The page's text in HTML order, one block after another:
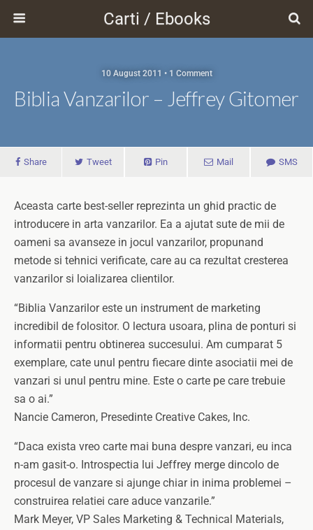
Carti / Ebooks
10 August 2011 • 1 Comment
Biblia Vanzarilor – Jeffrey Gitomer
Share Tweet Pin Mail SMS
Aceasta carte best-seller reprezinta un ghid practic de
introducere in arta vanzarilor. Ea a ajutat sute de mii de
oameni sa avanseze in jocul vanzarilor, propunand
metode si tehnici verificate, care au ca rezultat cresterea
vanzarilor si loializarea clientilor.
“Biblia Vanzarilor este un instrument de marketing
incredibil de folositor. O lectura usoara, plina de ponturi si
informatii pentru obtinerea succesului. Am cumparat 5
exemplare, cate unul pentru fiecare dinte asociatii mei de
vanzari si unul pentru mine. Este o carte pe care trebuie
sa o ai.”
Nancie Cameron, Presedinte Creative Cakes, Inc.
“Daca exista vreo carte mai buna despre vanzari, eu inca
n-am gasit-o. Introspectia lui Jeffrey merge dincolo de
procesul de vanzare si ajunge chiar in inima problemei –
construirea relatiei care aduce vanzarile.”
Mark Meyer, VP Sales Marketing & Technical Materials,